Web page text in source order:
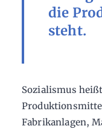
die
steht.
Sozialismus
Fabrikanlagen,